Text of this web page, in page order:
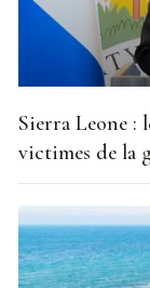
Sierra Leone :
victimes de la